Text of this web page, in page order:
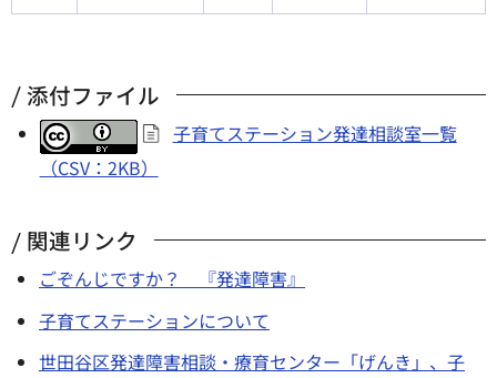
添付ファイル
子育てステーション発達相談室一覧
（CSV：2KB）
関連リンク
ごぞんじですか？ 『発達障害』
子育てステーションについて
世田谷区発達障害相談・療育センター「げんき」、子